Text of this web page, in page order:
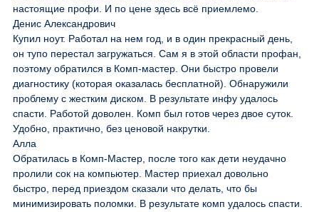
настоящие профи. И по цене здесь всё приемлемо.
Денис Александрович
Купил ноут. Работал на нем год, и в один прекрасный день,
он тупо перестал загружаться. Сам я в этой области профан,
поэтому обратился в Комп-мастер. Они быстро провели
диагностику (которая оказалась бесплатной). Обнаружили
проблему с жестким диском. В результате инфу удалось
спасти. Работой доволен. Комп был готов через двое суток.
Удобно, практично, без ценовой накрутки.
Алла
Обратилась в Комп-Мастер, после того как дети неудачно
пролили сок на компьютер. Мастер приехал довольно
быстро, перед приездом сказали что делать, что бы
минимизировать поломки. В результате комп удалось спасти.